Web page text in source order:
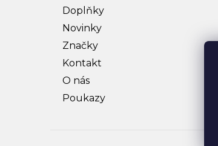
Doplňky
Novinky
Značky
Kontakt
O nás
Poukazy